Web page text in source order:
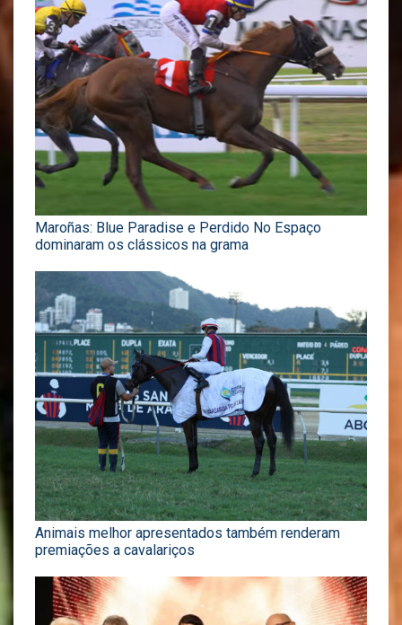
Maroñas: Blue Paradise e Perdido No Espaço
dominaram os clássicos na grama
Animais melhor apresentados também renderam
premiações a cavalariços